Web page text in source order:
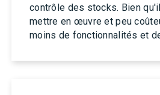
contrôle des stocks. Bien
mettre en œuvre et peu
moins de fonctionnalités et